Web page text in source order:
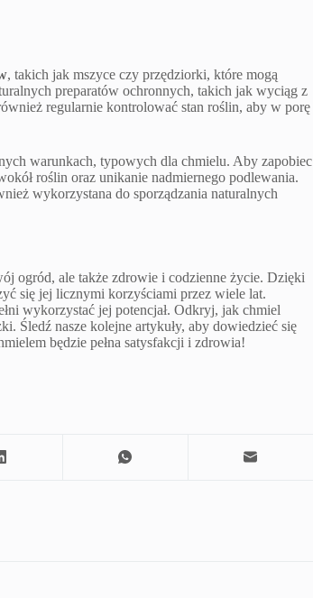
, takich jak mszyce czy przędziorki, które mogą
preparatów ochronnych, takich jak wyciąg z
regularnie kontrolować stan roślin, aby w porę
warunkach, typowych dla chmielu. Aby zapobiec
roślin oraz unikanie nadmiernego podlewania.
wykorzystana do sporządzania naturalnych
ogród, ale także zdrowie i codzienne życie. Dzięki
się jej licznymi korzyściami przez wiele lat.
wykorzystać jej potencjał. Odkryj, jak chmiel
Śledź nasze kolejne artykuły, aby dowiedzieć się
będzie pełna satysfakcji i zdrowia!